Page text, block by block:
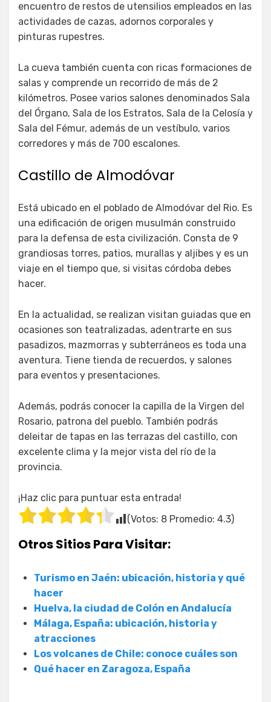
encuentro de restos de utensilios empleados en las
actividades de cazas, adornos corporales y
pinturas rupestres.
La cueva también cuenta con ricas formaciones de
salas y comprende un recorrido de más de 2
kilómetros. Posee varios salones denominados Sala
del Órgano, Sala de los Estratos, Sala de la Celosía y
Sala del Fémur, además de un vestíbulo, varios
corredores y más de 700 escalones.
Castillo de Almodóvar
Está ubicado en el poblado de Almodóvar del Rio. Es
una edificación de origen musulmán construido
para la defensa de esta civilización. Consta de 9
grandiosas torres, patios, murallas y aljibes y es un
viaje en el tiempo que, si visitas córdoba debes
hacer.
En la actualidad, se realizan visitan guiadas que en
ocasiones son teatralizadas, adentrarte en sus
pasadizos, mazmorras y subterráneos es toda una
aventura. Tiene tienda de recuerdos, y salones
para eventos y presentaciones.
Además, podrás conocer la capilla de la Virgen del
Rosario, patrona del pueblo. También podrás
deleitar de tapas en las terrazas del castillo, con
excelente clima y la mejor vista del río de la
provincia.
¡Haz clic para puntuar esta entrada!
(Votos: 8 Promedio: 4.3)
Otros Sitios Para Visitar:
Turismo en Jaén: ubicación, historia y qué
hacer
Huelva, la ciudad de Colón en Andalucía
Málaga, España: ubicación, historia y
atracciones
Los volcanes de Chile: conoce cuáles son
Qué hacer en Zaragoza, España